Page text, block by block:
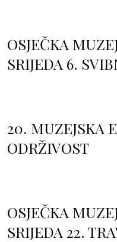
OSJEČKA
SRIJEDA 6.
20. MUZEJSKA
ODRŽIVOST
OSJEČKA
SRIJEDA 22.